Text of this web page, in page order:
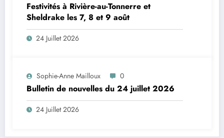
Festivités à Rivière-au-Tonnerre et
Sheldrake les 7, 8 et 9 août
24 Juillet 2026
Sophie-Anne Mailloux 0
Bulletin de nouvelles du 24 juillet 2026
24 Juillet 2026